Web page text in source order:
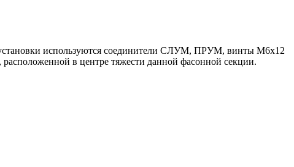
установки используются соединители СЛУМ, ПРУМ, винты М6х12
в центре тяжести данной фасонной секции.